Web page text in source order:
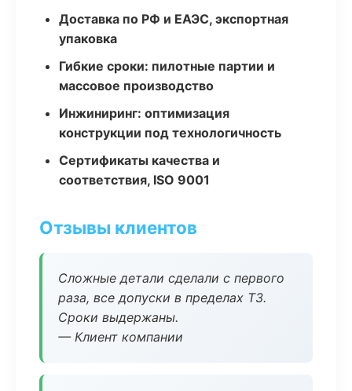
Доставка по РФ и ЕАЭС, экспортная
упаковка
Гибкие сроки: пилотные партии и
массовое производство
Инжиниринг: оптимизация
конструкции под технологичность
Сертификаты качества и
соответствия, ISO 9001
Отзывы клиентов
Сложные детали сделали с первого
раза, все допуски в пределах ТЗ.
Сроки выдержаны.
— Клиент компании